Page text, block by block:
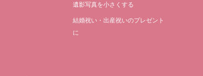
遺影写真を小さくする
結婚祝い・出産祝いのプレゼント
に